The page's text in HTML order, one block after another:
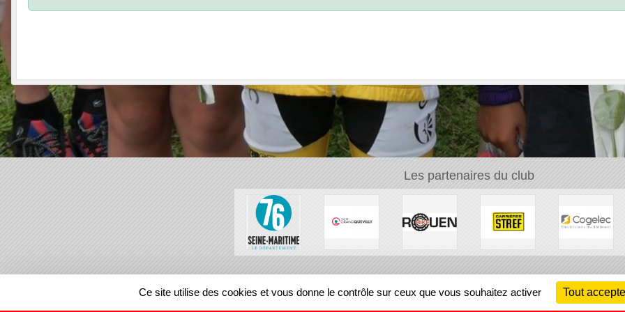
Les partenaires du club
REGIONS
Ce site utilise des cookies et vous donne le contrôle sur ceux que vous souhaitez activer Tout